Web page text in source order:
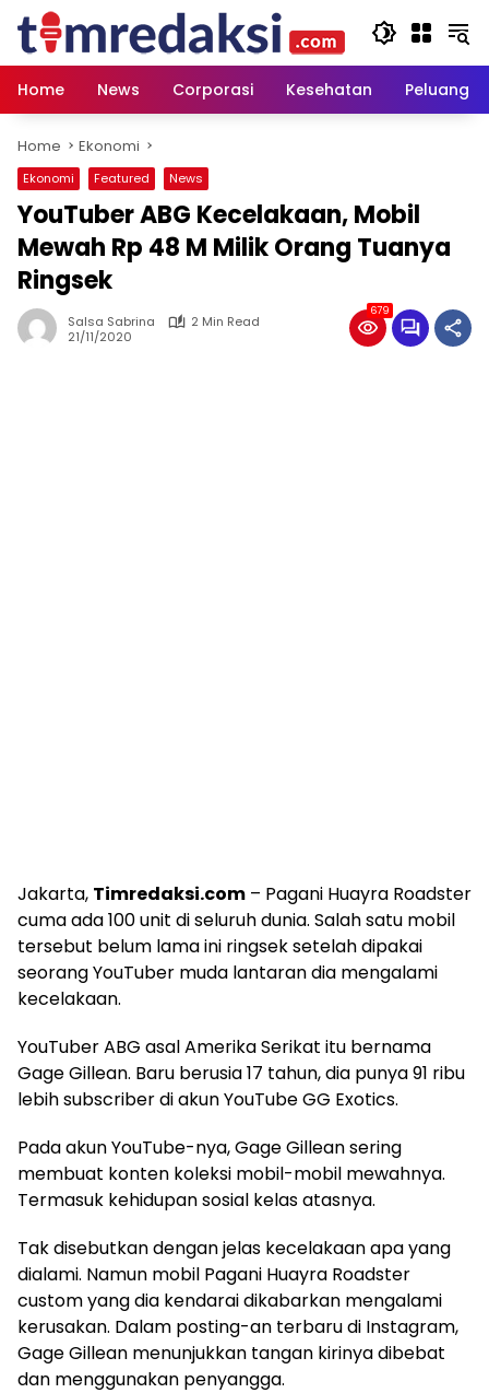
content
Home
News Corporasi Kesehatan Peluang
Home Ekonomi
Ekonomi Featured News
YouTuber ABG Kecelakaan, Mobil
Mewah Rp 48 M Milik Orang Tuanya
Ringsek
Salsa Sabrina
2 Min Read
21/11/2020
679
Jakarta, Timredaksi.com – Pagani Huayra Roadster
cuma ada 100 unit di seluruh dunia. Salah satu mobil
tersebut belum lama ini ringsek setelah dipakai
seorang YouTuber muda lantaran dia mengalami
kecelakaan.
YouTuber ABG asal Amerika Serikat itu bernama
Gage Gillean. Baru berusia 17 tahun, dia punya 91 ribu
lebih subscriber di akun YouTube GG Exotics.
Pada akun YouTube-nya, Gage Gillean sering
membuat konten koleksi mobil-mobil mewahnya.
Termasuk kehidupan sosial kelas atasnya.
Tak disebutkan dengan jelas kecelakaan apa yang
dialami. Namun mobil Pagani Huayra Roadster
custom yang dia kendarai dikabarkan mengalami
kerusakan. Dalam posting-an terbaru di Instagram,
Gage Gillean menunjukkan tangan kirinya dibebat
dan menggunakan penyangga.